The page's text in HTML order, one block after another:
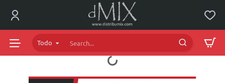
dMIX
Online
Todo
Search...